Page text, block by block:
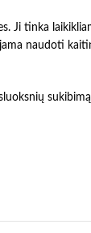
Ji tinka
naudoti